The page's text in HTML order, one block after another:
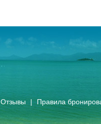
Отзывы | Правила